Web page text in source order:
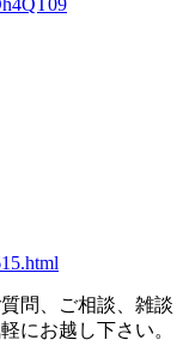
問、ご相談、雑談
にお越し下さい。